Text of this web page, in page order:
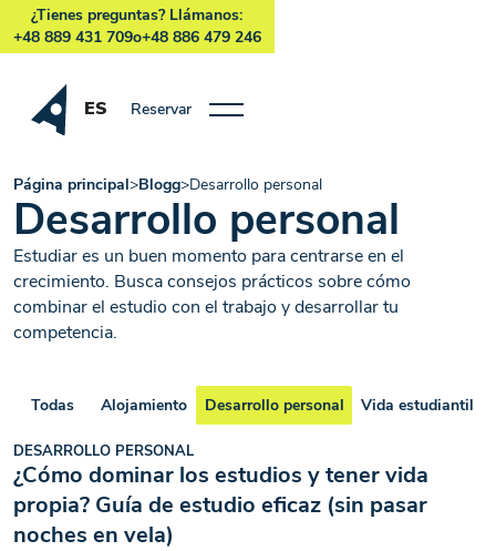
¿Tienes preguntas? Llámanos:
+48 889 431 709o+48 886 479 246
ES Reservar
Página principal>Blogg>Desarrollo personal
Desarrollo personal
Estudiar es un buen momento para centrarse en el
crecimiento. Busca consejos prácticos sobre cómo
combinar el estudio con el trabajo y desarrollar tu
competencia.
Todas Alojamiento Desarrollo personal Vida estudiantil
DESARROLLO PERSONAL
¿Cómo dominar los estudios y tener vida
propia? Guía de estudio eficaz (sin pasar
noches en vela)